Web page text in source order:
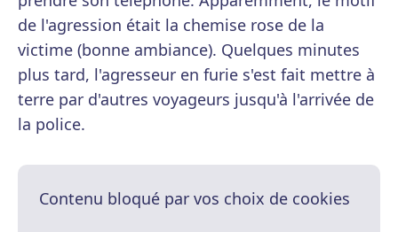
de l'agression était la chemise rose de la
victime (bonne ambiance). Quelques minutes
plus tard, l'agresseur en furie s'est fait mettre à
terre par d'autres voyageurs jusqu'à l'arrivée de
la police.
Contenu bloqué par vos choix de cookies